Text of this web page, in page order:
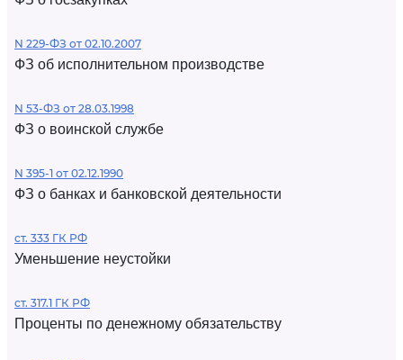
N 229-ФЗ от 02.10.2007
ФЗ об исполнительном производстве
N 53-ФЗ от 28.03.1998
ФЗ о воинской службе
N 395-1 от 02.12.1990
ФЗ о банках и банковской деятельности
ст. 333 ГК РФ
Уменьшение неустойки
ст. 317.1 ГК РФ
Проценты по денежному обязательству